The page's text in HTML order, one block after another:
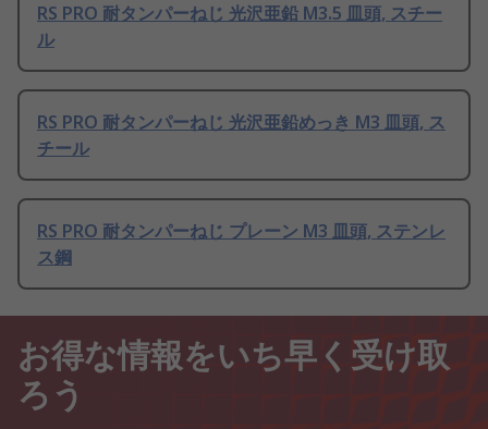
RS PRO 耐タンパーねじ 光沢亜鉛 M3.5 皿頭, スチー
ル
RS PRO 耐タンパーねじ 光沢亜鉛めっき M3 皿頭, ス
チール
RS PRO 耐タンパーねじ プレーン M3 皿頭, ステンレ
ス鋼
お得な情報をいち早く受け取
ろう